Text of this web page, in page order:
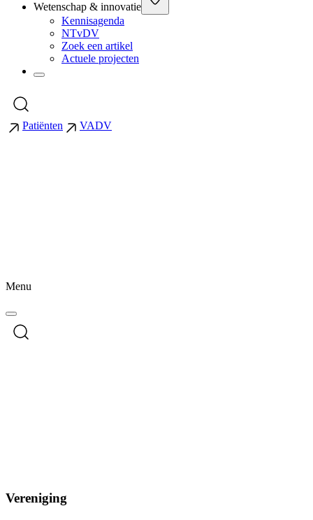
Wetenschap & innovatie
Kennisagenda
NTvDV
Zoek een artikel
Actuele projecten
Patiënten VADV
Menu
Vereniging